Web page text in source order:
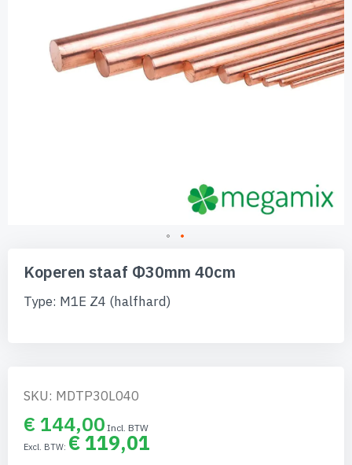
naar
begin
Koperen staaf Φ30mm 40cm
Type: M1E Z4 (halfhard)
SKU: MDTP30L040
€ 144,00
€ 119,01